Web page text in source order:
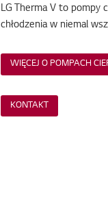
LG Therma V to pompy
chłodzenia w niemal
WIĘCEJ O POMPACH
KONTAKT